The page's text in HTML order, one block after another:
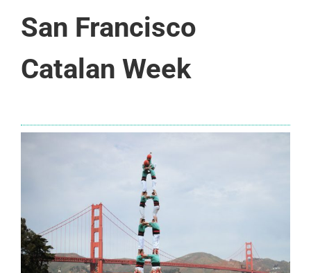
San Francisco
Catalan Week